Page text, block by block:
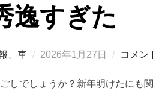
逸すぎた
車
投
日:
2026年1月27日 コメン
しでしょうか？新年明けたにも